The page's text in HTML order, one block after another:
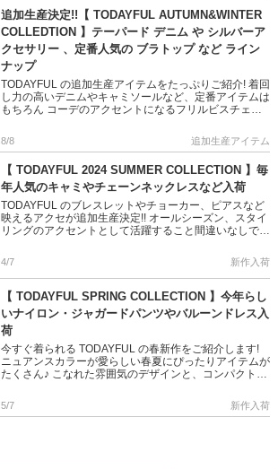
追加生産決定!!【 TODAYFUL AUTUMN&WINTER
COLLEDTION 】テーパード デニム や シルバーア
クセサリー 、定番人気の ブラトップ など ライン
ナップ
TODAYFUL の追加生産アイテムをたっぷりご紹介! 着回
し力の高いデニムやキャミソールなど、定番アイテムは
もちろん コーデのアクセントになるフリルビスチェ
れ感漂 […]
8/8 追加生産アイテム
【 TODAYFUL 2024 SUMMER COLLECTION 】毎
年人気のキャミやチェーンネックレスなど入荷
TODAYFUL のブレスレットやチョーカー、ピアスなど
映えるアクセが追加生産決定!! オールシーズン、スタイ
リングのアクセントとして活躍すること間違いなしです
入 […]
4/7 新作入荷
【 TODAYFUL SPRING COLLECTION 】今年らし
いナイロン・ジャガードパンツやバルーンドレス入
荷
今すぐ着られる TODAYFUL の春新作をご紹介します!
ニュアンスカラーが愛らしい春夏にぴったりアイテムが
たくさん♪ こなれた雰囲気のデザインと、コンパクトな
ンツなど […]
5/7 新作入荷